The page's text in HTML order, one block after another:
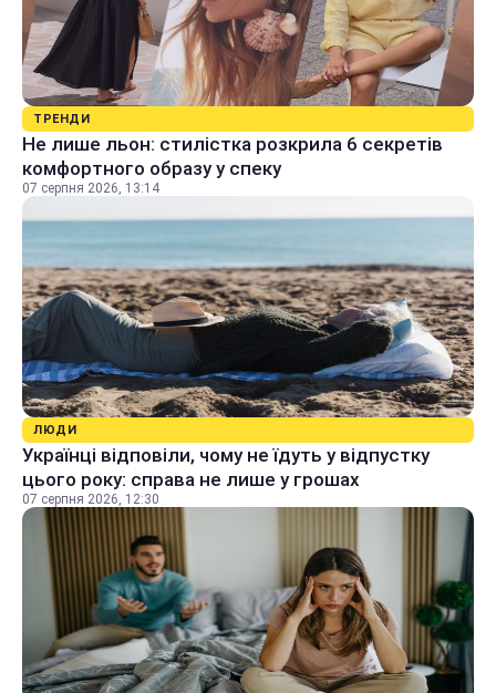
ТРЕНДИ
Не лише льон: стилістка розкрила 6 секретів
комфортного образу у спеку
07 серпня 2026, 13:14
ЛЮДИ
Українці відповіли, чому не їдуть у відпустку
цього року: справа не лише у грошах
07 серпня 2026, 12:30